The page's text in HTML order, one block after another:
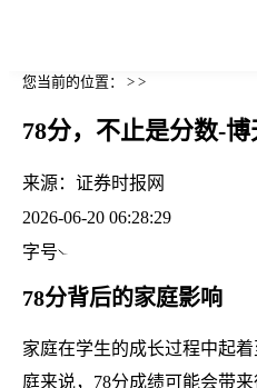
您当前的位置： > >
78分，不止是分数-
来源： 证券时报网
2026-06-20 06:28:29
字号
78分背后的家庭影响
家庭在学生的成长过程中起
庭来说，78分成绩可能会带